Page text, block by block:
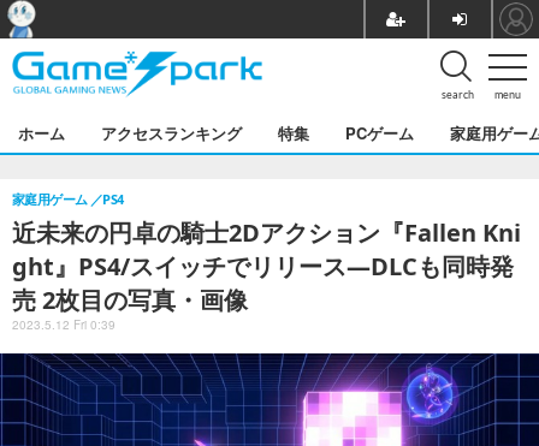
menu
search
ホーム アクセスランキング 特集 PCゲーム 家庭用ゲー
近未来の円卓の騎士2Dアクション『Fallen Kni
ght』PS4/スイッチでリリース―DLCも同時発
売 2枚目の写真・画像
家庭用ゲーム PS4
2023.5.12 Fri 0:39